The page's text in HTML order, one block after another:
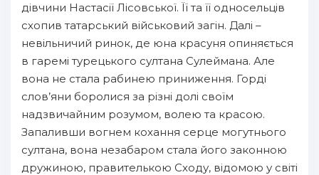
13
14
15
16
18
19
дівчини Настасії Лісовської. Її та її односельців
схопив татарський військовий загін. Далі –
невільничий ринок, де юна красуня опиняється
в гаремі турецького султана Сулеймана. Але
вона не стала рабинею приниження. Горді
слов’яни боролися за різні долі своїм
надзвичайним розумом, волею та красою.
Запаливши вогнем кохання серце могутнього
султана, вона незабаром стала його законною
дружиною, правителькою Сходу, відомою у світі